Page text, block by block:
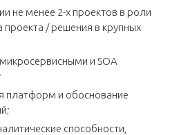
не менее 2-х проектов в роли
проекта / решения в крупных
и SOA
платформ и обоснование
способности,